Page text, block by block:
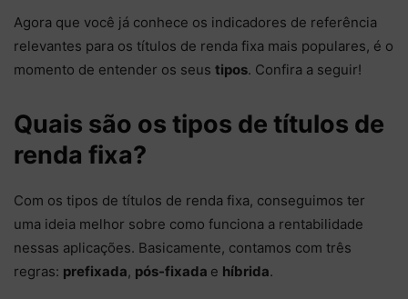
Agora que você já conhece os indicadores de referência
relevantes para os títulos de renda fixa mais populares, é o
momento de entender os seus tipos. Confira a seguir!
Quais são os tipos de títulos de
renda fixa?
Com os tipos de títulos de renda fixa, conseguimos ter
uma ideia melhor sobre como funciona a rentabilidade
nessas aplicações. Basicamente, contamos com três
regras: prefixada, pós-fixada e híbrida.